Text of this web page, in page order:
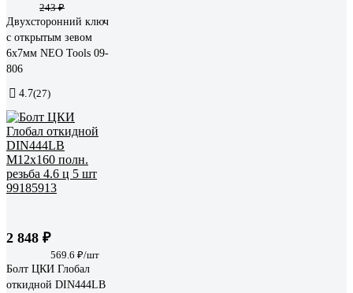
243 ₽
Двухсторонний ключ
с открытым зевом
6x7мм NEO Tools 09-
806
4.7(27)
2 848 ₽
569.6 ₽/шт
Болт ЦКИ Глобал
откидной DIN444LB